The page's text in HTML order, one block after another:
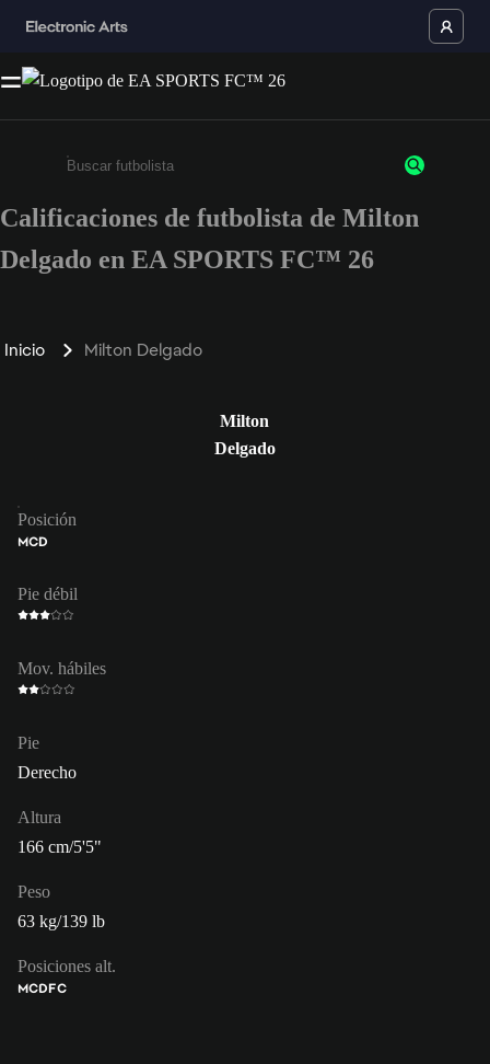
Ingresa un mínimo de 3 caracteres o números
Calificaciones de futbolista de Milton
Delgado en EA SPORTS FC™ 26
Inicio Milton Delgado
Milton
Delgado
Posición
MCD
Pie débil
Mov. hábiles
Pie
Derecho
Altura
166 cm/5'5"
Peso
63 kg/139 lb
Posiciones alt.
MCDFC